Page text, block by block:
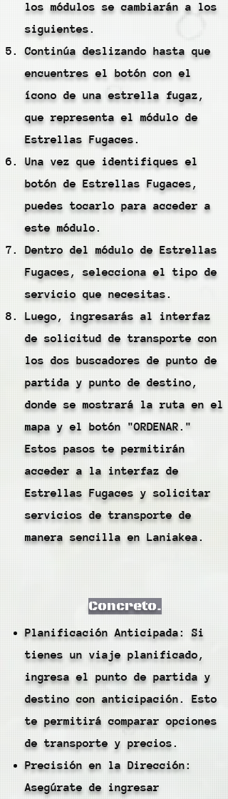
los módulos se cambiarán a los
siguientes.
Continúa deslizando hasta que
encuentres el botón con el
ícono de una estrella fugaz,
que representa el módulo de
Estrellas Fugaces.
Una vez que identifiques el
botón de Estrellas Fugaces,
puedes tocarlo para acceder a
este módulo.
Dentro del módulo de Estrellas
Fugaces, selecciona el tipo de
servicio que necesitas.
Luego, ingresarás al interfaz
de solicitud de transporte con
los dos buscadores de punto de
partida y punto de destino,
donde se mostrará la ruta en el
mapa y el botón "ORDENAR."
Estos pasos te permitirán
acceder a la interfaz de
Estrellas Fugaces y solicitar
servicios de transporte de
manera sencilla en Laniakea.
Concreto.
Planificación Anticipada: Si
tienes un viaje planificado,
ingresa el punto de partida y
destino con anticipación. Esto
te permitirá comparar opciones
de transporte y precios.
Precisión en la Dirección:
Asegúrate de ingresar